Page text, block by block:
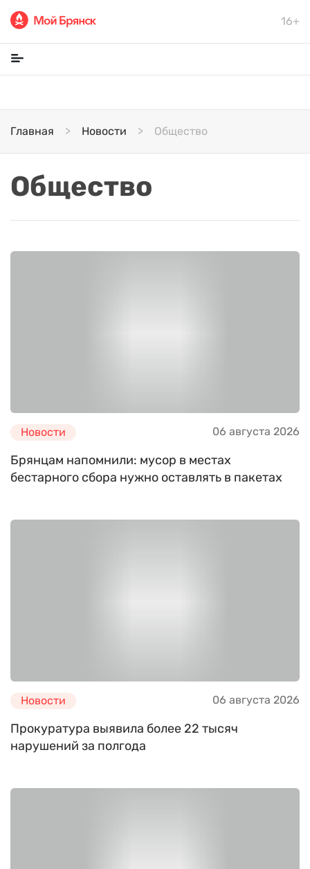
16+
Главная Новости Общество
Общество
Новости 06 августа 2026
Брянцам напомнили: мусор в местах
бестарного сбора нужно оставлять в пакетах
Новости 06 августа 2026
Прокуратура выявила более 22 тысяч
нарушений за полгода